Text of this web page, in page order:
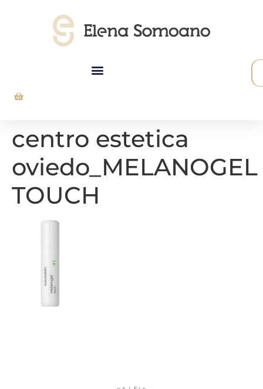
centro estetica
oviedo_MELANOGEL
TOUCH